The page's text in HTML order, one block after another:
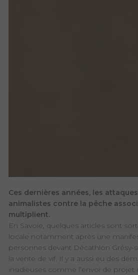
Ces dernières années, les
animalistes contre la pêche
multiplient.
En Savoie, quelques articles sont
locale notamment après une
personnes devant Décathlon Grésy-
la vente de vif. Il y a aussi eu des
insidieuses comme l’envoi de projet